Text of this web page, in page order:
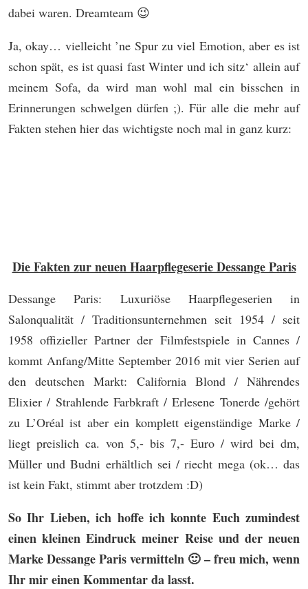
dabei waren. Dreamteam 😉
Ja, okay… vielleicht ’ne Spur zu viel Emotion, aber es ist
schon spät, es ist quasi fast Winter und ich sitz‘ allein auf
meinem Sofa, da wird man wohl mal ein bisschen in
Erinnerungen schwelgen dürfen ;). Für alle die mehr auf
Fakten stehen hier das wichtigste noch mal in ganz kurz:
Die Fakten zur neuen Haarpflegeserie Dessange Paris
Dessange Paris: Luxuriöse Haarpflegeserien in
Salonqualität / Traditionsunternehmen seit 1954 / seit
1958 offizieller Partner der Filmfestspiele in Cannes /
kommt Anfang/Mitte September 2016 mit vier Serien auf
den deutschen Markt: California Blond / Nährendes
Elixier / Strahlende Farbkraft / Erlesene Tonerde /gehört
zu L’Oréal ist aber ein komplett eigenständige Marke /
liegt preislich ca. von 5,- bis 7,- Euro / wird bei dm,
Müller und Budni erhältlich sei / riecht mega (ok… das
ist kein Fakt, stimmt aber trotzdem :D)
So Ihr Lieben, ich hoffe ich konnte Euch zumindest
einen kleinen Eindruck meiner Reise und der neuen
Marke Dessange Paris vermitteln 🙂 – freu mich, wenn
Ihr mir einen Kommentar da lasst.